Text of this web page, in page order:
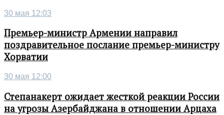
30 мая 12:03
Премьер-министр Армении направил
поздравительное послание премьер-министру
Хорватии
30 мая 12:00
Степанакерт ожидает жесткой реакции России
на угрозы Азербайджана в отношении Арцаха